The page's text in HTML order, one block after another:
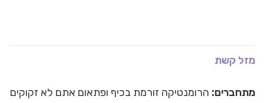
מזל קשת
מתחברים: הרומנטיקה זורמת בכיף ופתאום אתם לא זקוקים